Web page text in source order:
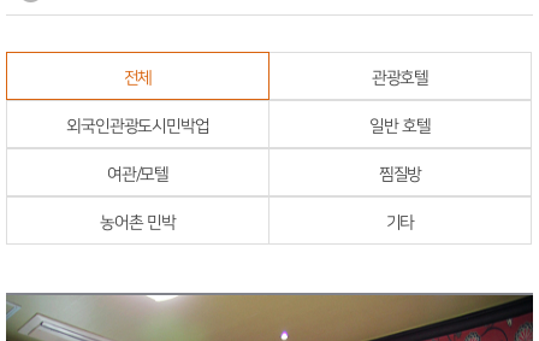
전체 관광호텔
외국인관광도시민박업 일반 호텔
여관/모텔 찜질방
농어촌 민박 기타